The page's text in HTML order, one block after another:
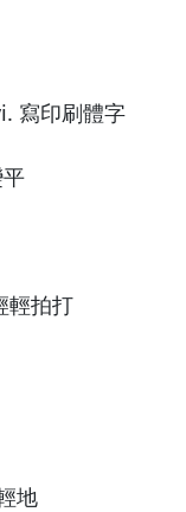
寫印刷體字
輕拍打
地